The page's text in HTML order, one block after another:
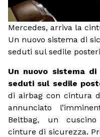
Mercedes, arriva la
Un nuovo sistema di
seduti sul sedile
Un nuovo sistema
seduti sul sedile
di airbag con cintura
annunciato
Beltbag, un
cinture di sicurezza.